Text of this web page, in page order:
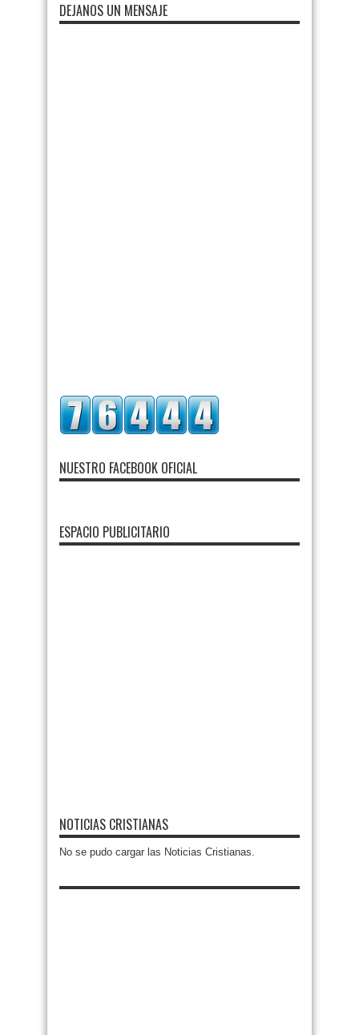
DEJANOS UN MENSAJE
NUESTRO FACEBOOK OFICIAL
ESPACIO PUBLICITARIO
NOTICIAS CRISTIANAS
No se pudo cargar las Noticias Cristianas.